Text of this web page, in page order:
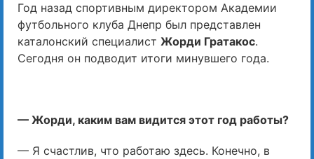
Год назад спортивным директором Академии
футбольного клуба Днепр был представлен
каталонский специалист Жорди Гратакос.
Сегодня он подводит итоги минувшего года.
— Жорди, каким вам видится этот год работы?
— Я счастлив, что работаю здесь. Конечно, в